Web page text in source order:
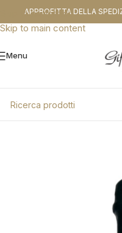
Skip to navigation
Skip to main content
APPROFITTA DELLA
Menu